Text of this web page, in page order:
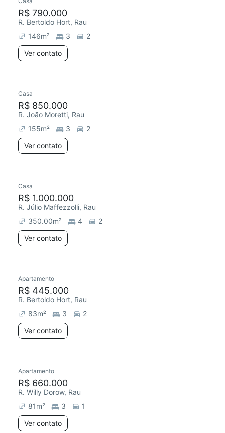
R$ 790.000
R. Bertoldo Hort, Rau
146m² 3
2
Ver contato
Casa
R$ 850.000
R. João Moretti, Rau
155m² 3
2
Ver contato
Casa
R$ 1.000.000
R. Júlio Maffezzolli, Rau
350.00m² 4
2
Ver contato
Apartamento
R$ 445.000
R. Bertoldo Hort, Rau
83m² 3
2
Ver contato
Apartamento
R$ 660.000
R. Willy Dorow, Rau
81m² 3
1
Ver contato